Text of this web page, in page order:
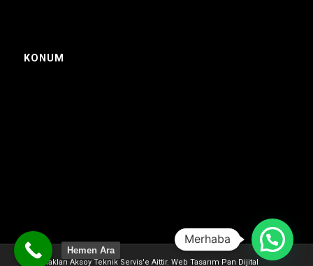
KONUM
Tüm Hakları Aksoy Teknik Servis'e Aittir. Web Tasarım Pan Dijital
Merhaba
Hemen Ara